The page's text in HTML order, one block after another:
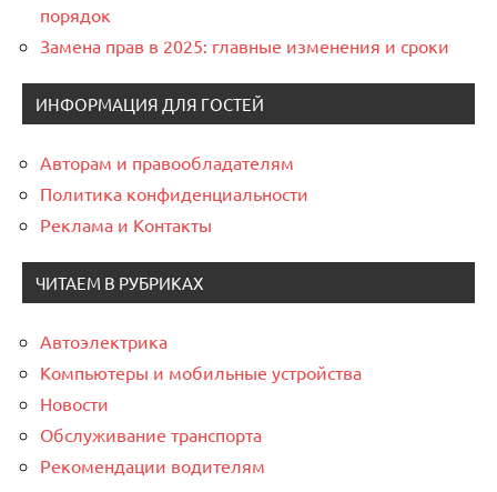
порядок
Замена прав в 2025: главные изменения и сроки
ИНФОРМАЦИЯ ДЛЯ ГОСТЕЙ
Авторам и правообладателям
Политика конфиденциальности
Реклама и Контакты
ЧИТАЕМ В РУБРИКАХ
Автоэлектрика
Компьютеры и мобильные устройства
Новости
Обслуживание транспорта
Рекомендации водителям